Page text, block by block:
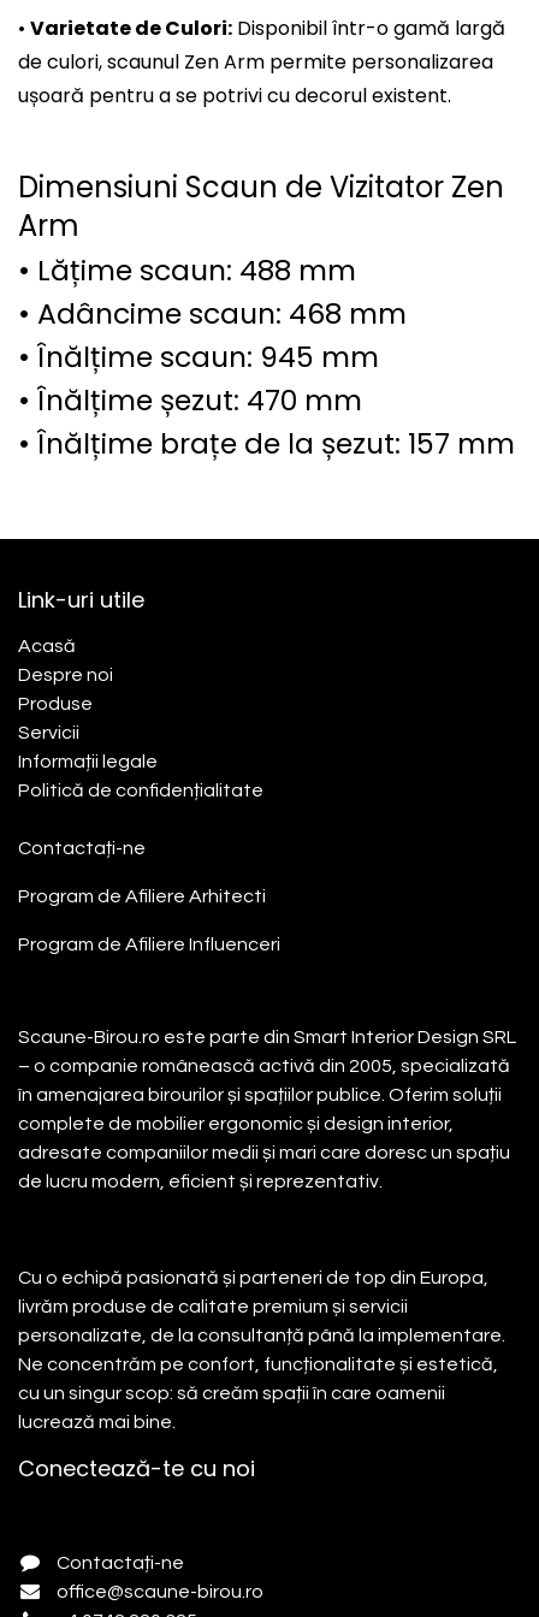
• Varietate de Culori: Disponibil într-o gamă largă
de culori, scaunul Zen Arm permite personalizarea
ușoară pentru a se potrivi cu decorul existent.
Dimensiuni Scaun de Vizitator Zen
Arm
• Lățime scaun: 488 mm
• Adâncime scaun: 468 mm
• Înălțime scaun: 945 mm
• Înălțime șezut: 470 mm
• Înălțime brațe de la șezut: 157 mm
Link-uri utile
Acasă​
Despre noi
Produse
Servicii
Informații legale
Politică de confidențialitate
Contactați-ne
Program de Afiliere Arhitecti
Program de Afiliere Influenceri
Scaune-Birou.ro este parte din Smart Interior Design SRL
– o companie românească activă din 2005, specializată
în amenajarea birourilor și spațiilor publice. Oferim soluții
complete de mobilier ergonomic și design interior,
adresate companiilor medii și mari care doresc un spațiu
de lucru modern, eficient și reprezentativ.
Cu o echipă pasionată și parteneri de top din Europa,
livrăm produse de calitate premium și servicii
personalizate, de la consultanță până la implementare.
Ne concentrăm pe confort, funcționalitate și estetică,
cu un singur scop: să creăm spații în care oamenii
lucrează mai bine.
Conectează-te cu noi
Contactați-ne
office@scaune-birou.ro